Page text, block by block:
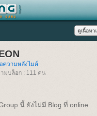
ความหลังไมค์
มบล็อก : 111 คน
นี้ ยังไม่มี Blog ที่ online